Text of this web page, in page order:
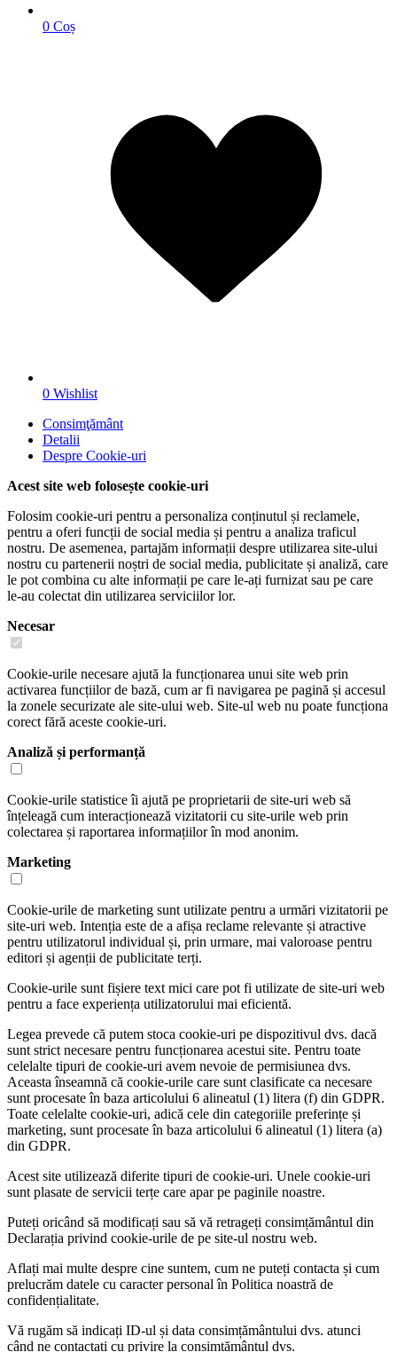
0 Coș
0 Wishlist
Consimţământ
Detalii
Despre Cookie-uri
Acest site web folosește cookie-uri
Folosim cookie-uri pentru a personaliza conținutul și reclamele,
pentru a oferi funcții de social media și pentru a analiza traficul
nostru. De asemenea, partajăm informații despre utilizarea site-ului
nostru cu partenerii noștri de social media, publicitate și analiză, care
le pot combina cu alte informații pe care le-ați furnizat sau pe care
le-au colectat din utilizarea serviciilor lor.
Necesar
Cookie-urile necesare ajută la funcționarea unui site web prin
activarea funcțiilor de bază, cum ar fi navigarea pe pagină și accesul
la zonele securizate ale site-ului web. Site-ul web nu poate funcționa
corect fără aceste cookie-uri.
Analiză și performanță
Cookie-urile statistice îi ajută pe proprietarii de site-uri web să
înțeleagă cum interacționează vizitatorii cu site-urile web prin
colectarea și raportarea informațiilor în mod anonim.
Marketing
Cookie-urile de marketing sunt utilizate pentru a urmări vizitatorii pe
site-uri web. Intenția este de a afișa reclame relevante și atractive
pentru utilizatorul individual și, prin urmare, mai valoroase pentru
editori și agenții de publicitate terți.
Cookie-urile sunt fișiere text mici care pot fi utilizate de site-uri web
pentru a face experiența utilizatorului mai eficientă.
Legea prevede că putem stoca cookie-uri pe dispozitivul dvs. dacă
sunt strict necesare pentru funcționarea acestui site. Pentru toate
celelalte tipuri de cookie-uri avem nevoie de permisiunea dvs.
Aceasta înseamnă că cookie-urile care sunt clasificate ca necesare
sunt procesate în baza articolului 6 alineatul (1) litera (f) din GDPR.
Toate celelalte cookie-uri, adică cele din categoriile preferințe și
marketing, sunt procesate în baza articolului 6 alineatul (1) litera (a)
din GDPR.
Acest site utilizează diferite tipuri de cookie-uri. Unele cookie-uri
sunt plasate de servicii terțe care apar pe paginile noastre.
Puteți oricând să modificați sau să vă retrageți consimțământul din
Declarația privind cookie-urile de pe site-ul nostru web.
Aflați mai multe despre cine suntem, cum ne puteți contacta și cum
prelucrăm datele cu caracter personal în Politica noastră de
confidențialitate.
Vă rugăm să indicați ID-ul și data consimțământului dvs. atunci
când ne contactați cu privire la consimțământul dvs.